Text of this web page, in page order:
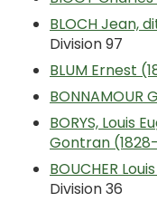
BLOCH Jean,
Division 97
BLUM Ernest
BONNAMOUR
BORYS, Louis
Gontran
BOUCHER
Division 36